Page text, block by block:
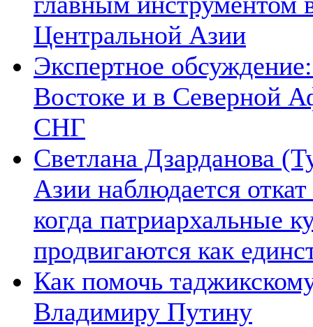
Центральной Азии
Экспертное
Востоке и в Северной
СНГ
Светлана Дзарданова
Азии наблюдается
когда патриархальные
продвигаются как
Как помочь
Владимиру Путину